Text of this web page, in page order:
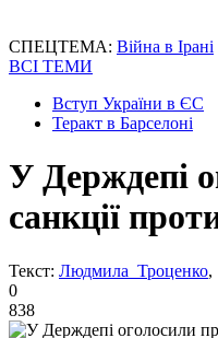
СПЕЦТЕМА: Війна в Ірані
ВСІ ТЕМИ
Вступ України в ЄС
Теракт в Барселоні
У Держдепі
санкції
Текст: Людмила Троценко,
0
838